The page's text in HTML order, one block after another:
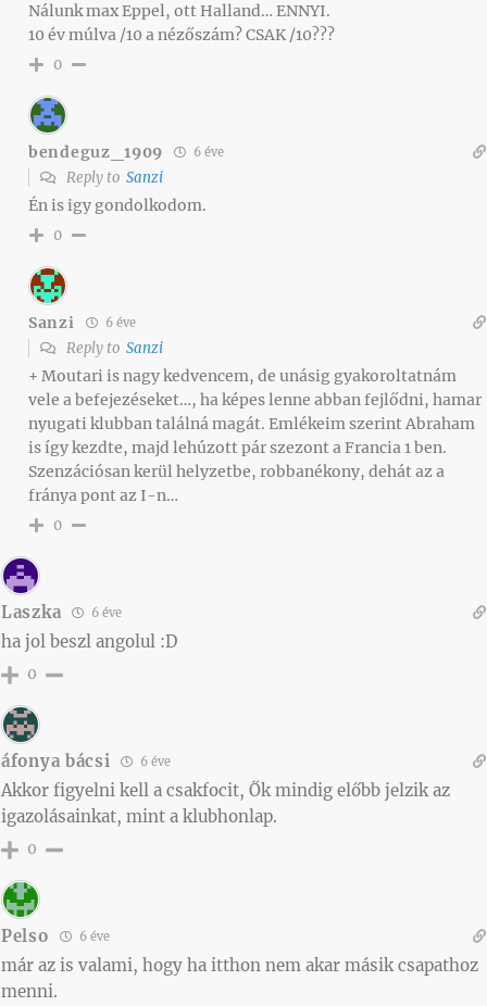
Nálunk max Eppel, ott Halland… ENNYI.
10 év múlva /10 a nézőszám? CSAK /10???
0
bendeguz_1909 6 éve
Reply to Sanzi
Én is igy gondolkodom.
0
Sanzi 6 éve
Reply to Sanzi
+ Moutari is nagy kedvencem, de unásig gyakoroltatnám
vele a befejezéseket…, ha képes lenne abban fejlődni, hamar
nyugati klubban találná magát. Emlékeim szerint Abraham
is így kezdte, majd lehúzott pár szezont a Francia 1 ben.
Szenzációsan kerül helyzetbe, robbanékony, dehát az a
fránya pont az I-n…
0
Laszka 6 éve
ha jol beszl angolul :D
0
áfonya bácsi 6 éve
Akkor figyelni kell a csakfocit, Ők mindig előbb jelzik az
igazolásainkat, mint a klubhonlap.
0
Pelso 6 éve
már az is valami, hogy ha itthon nem akar másik csapathoz
menni.